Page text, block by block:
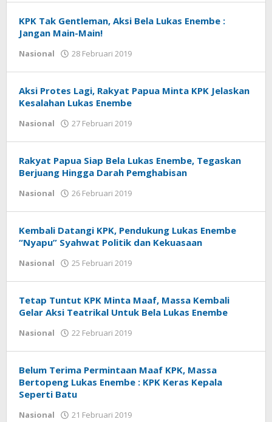
KPK Tak Gentleman, Aksi Bela Lukas Enembe :
Jangan Main-Main!
Nasional 28 Februari 2019
Aksi Protes Lagi, Rakyat Papua Minta KPK Jelaskan
Kesalahan Lukas Enembe
Nasional 27 Februari 2019
Rakyat Papua Siap Bela Lukas Enembe, Tegaskan
Berjuang Hingga Darah Pemghabisan
Nasional 26 Februari 2019
Kembali Datangi KPK, Pendukung Lukas Enembe
“Nyapu” Syahwat Politik dan Kekuasaan
Nasional 25 Februari 2019
Tetap Tuntut KPK Minta Maaf, Massa Kembali
Gelar Aksi Teatrikal Untuk Bela Lukas Enembe
Nasional 22 Februari 2019
Belum Terima Permintaan Maaf KPK, Massa
Bertopeng Lukas Enembe : KPK Keras Kepala
Seperti Batu
Nasional 21 Februari 2019